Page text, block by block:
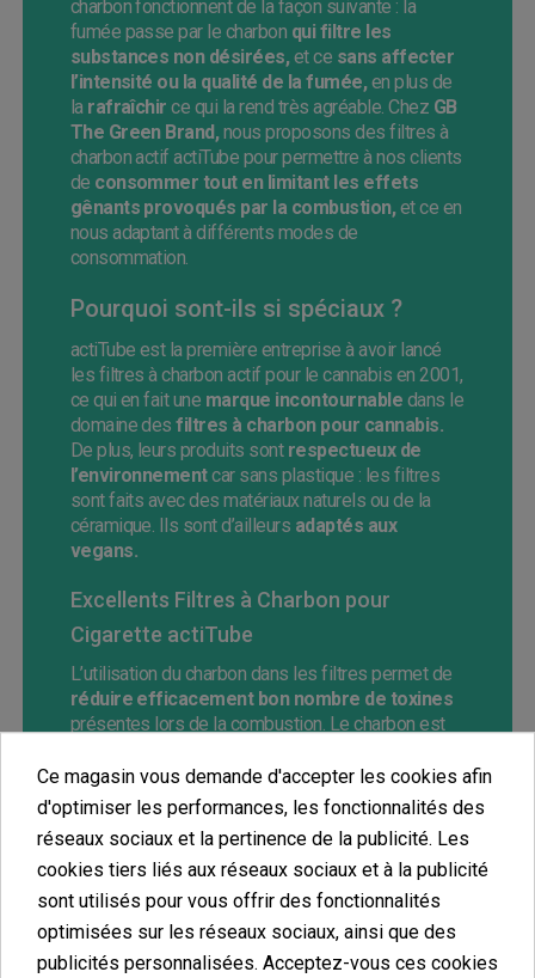
charbon fonctionnent de la façon suivante : la
fumée passe par le charbon qui filtre les
substances non désirées,et ce sans affecter
l’intensité ou la qualité de la fumée,en plus de
la rafraîchir ce qui la rend très agréable. Chez GB
The Green Brand,nous proposons des filtres à
charbon actif actiTube pour permettre à nos clients
de consommer tout en limitant les effets
gênants provoqués par la combustion,et ce en
nous adaptant à différents modes de
consommation.
Pourquoi sont-ils si spéciaux ?
actiTube est la première entreprise à avoir lancé
les filtres à charbon actif pour le cannabis en 2001,
ce qui en fait une marque incontournable dans le
domaine desfiltres à charbon pour cannabis.
De plus, leurs produits sont respectueux de
l’environnementcar sans plastique : les filtres
sont faits avec des matériaux naturels ou de la
céramique. Ils sont d’ailleurs adaptés aux
vegans.
Excellents Filtres à Charbon pour
Cigarette actiTube
L’utilisation du charbon dans les filtres permet de
réduire efficacement bon nombre de toxines
présentes lors de la combustion. Le charbon est
filtrantesgrâce à sa texture poreuse qui rappelle
les éponges. Les filtres actiTube présentent donc
le réel avantage d’utiliser un composant naturel, et
sont d’uneexcellente qualité.
Ce magasin vous demande d'accepter les cookies afin
d'optimiser les performances, les fonctionnalités des
réseaux sociaux et la pertinence de la publicité. Les
cookies tiers liés aux réseaux sociaux et à la publicité
sont utilisés pour vous offrir des fonctionnalités
optimisées sur les réseaux sociaux, ainsi que des
publicités personnalisées. Acceptez-vous ces cookies